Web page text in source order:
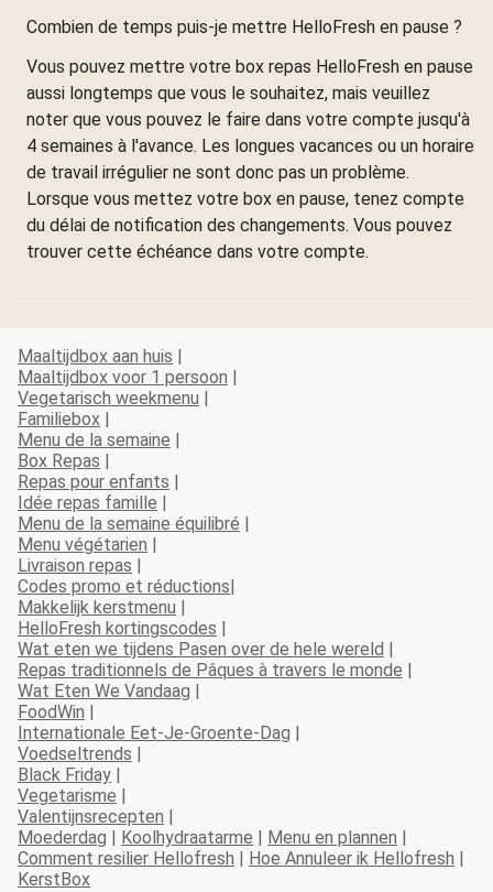
Combien de temps puis-je mettre HelloFresh en pause ?
Vous pouvez mettre votre box repas HelloFresh en pause
aussi longtemps que vous le souhaitez, mais veuillez
noter que vous pouvez le faire dans votre compte jusqu'à
4 semaines à l'avance. Les longues vacances ou un horaire
de travail irrégulier ne sont donc pas un problème.
Lorsque vous mettez votre box en pause, tenez compte
du délai de notification des changements. Vous pouvez
trouver cette échéance dans votre compte.
Maaltijdbox aan huis
Maaltijdbox voor 1 persoon
Vegetarisch weekmenu
Familiebox
Menu de la semaine
Box Repas
Repas pour enfants
Idée repas famille
Menu de la semaine équilibré
Menu végétarien
Livraison repas
Codes promo et réductions
Makkelijk kerstmenu
HelloFresh kortingscodes
Wat eten we tijdens Pasen over de hele wereld
Repas traditionnels de Pâques à travers le monde
Wat Eten We Vandaag
FoodWin
Internationale Eet-Je-Groente-Dag
Voedseltrends
Black Friday
Vegetarisme
Valentijnsrecepten
Moederdag
Koolhydraatarme Menu en plannen
Comment resilier Hellofresh
Hoe Annuleer ik Hellofresh
KerstBox